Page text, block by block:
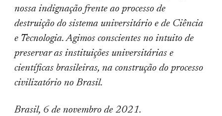
nossa indignação frente ao processo de
destruição do sistema universitário e de Ciência
e Tecnologia. Agimos conscientes no intuito de
preservar as instituições universitárias e
científicas brasileiras, na construção do processo
civilizatório no Brasil.
Brasil, 6 de novembro de 2021.